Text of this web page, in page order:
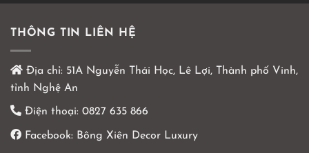
THÔNG TIN LIÊN HỆ
Địa chỉ: 51A Nguyễn Thái Học, Lê Lợi, Thành phố Vinh,
tỉnh Nghệ An
Điện thoại: 0827 635 866
Facebook: Bông Xiên Decor Luxury